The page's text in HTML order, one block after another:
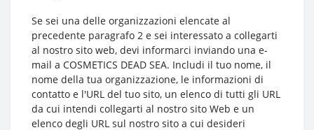
Se sei una delle organizzazioni elencate al
precedente paragrafo 2 e sei interessato a collegarti
al nostro sito web, devi informarci inviando una e-
mail a COSMETICS DEAD SEA. Includi il tuo nome, il
nome della tua organizzazione, le informazioni di
contatto e l'URL del tuo sito, un elenco di tutti gli URL
da cui intendi collegarti al nostro sito Web e un
elenco degli URL sul nostro sito a cui desideri